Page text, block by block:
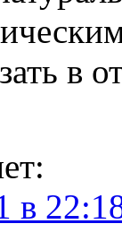
в
в